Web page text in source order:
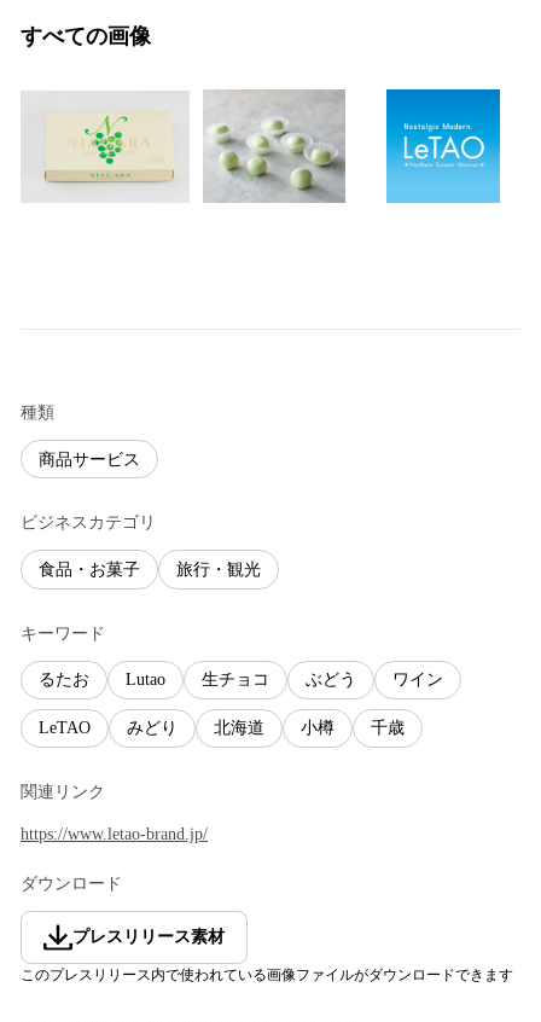
すべての画像
種類
商品サービス
ビジネスカテゴリ
食品・お菓子 旅行・観光
キーワード
るたお Lutao 生チョコ ぶどう ワイン
LeTAO みどり 北海道 小樽 千歳
関連リンク
https://www.letao-brand.jp/
ダウンロード
プレスリリース素材
このプレスリリース内で使われている画像ファイルがダウンロードできます